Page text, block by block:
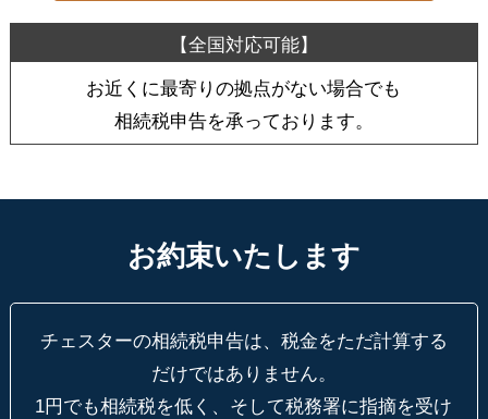
お近くに最寄りの拠点がない場合でも
相続税申告を承っております。
お約束いたします
チェスターの相続税申告は、税金をただ計算する
だけではありません。
1円でも相続税を低く、そして税務署に指摘を受け